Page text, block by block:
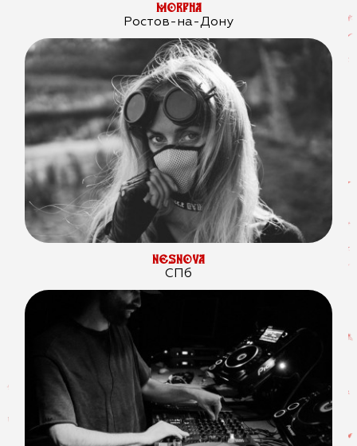
MORPHA
Ростов-на-Дону
NESNOVA
СПб